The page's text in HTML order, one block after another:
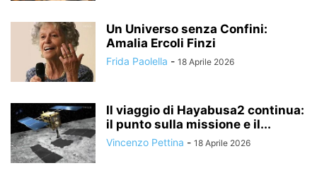
Un Universo senza Confini:
Amalia Ercoli Finzi
Frida Paolella - 18 Aprile 2026
Il viaggio di Hayabusa2 continua:
il punto sulla missione e il...
Vincenzo Pettina - 18 Aprile 2026